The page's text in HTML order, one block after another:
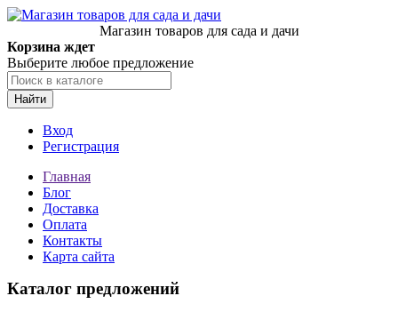
Магазин товаров для сада и дачи
Корзина ждет
Выберите любое предложение
Найти
Вход
Регистрация
Главная
Блог
Доставка
Оплата
Контакты
Карта сайта
Каталог предложений